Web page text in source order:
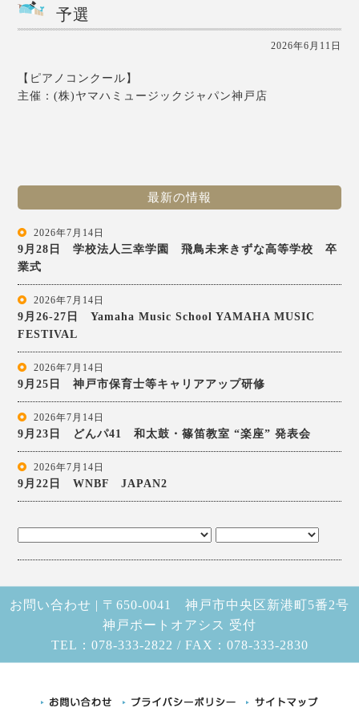
予選
2026年6月11日
【ピアノコンクール】
主催：(株)ヤマハミュージックジャパン神戸店
最新の情報
2026年7月14日
9月28日 学校法人三幸学園 飛鳥未来きずな高等学校 卒
業式
2026年7月14日
9月26-27日 Yamaha Music School YAMAHA MUSIC
FESTIVAL
2026年7月14日
9月25日 神戸市保育士等キャリアアップ研修
2026年7月14日
9月23日 どんパ41 和太鼓・篠笛教室 “楽座” 発表会
2026年7月14日
9月22日 WNBF JAPAN2
お問い合わせ | 〒650-0041 神戸市中央区新港町5番2号
神戸ポートオアシス 受付
TEL：078-333-2822 / FAX：078-333-2830